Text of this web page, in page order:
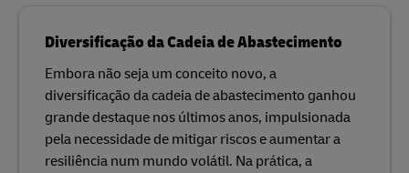
Diversificação da Cadeia de Abastecimento
Embora não seja um conceito novo, a
diversificação da cadeia de abastecimento ganhou
grande destaque nos últimos anos, impulsionada
pela necessidade de mitigar riscos e aumentar a
resiliência num mundo volátil. Na prática, a